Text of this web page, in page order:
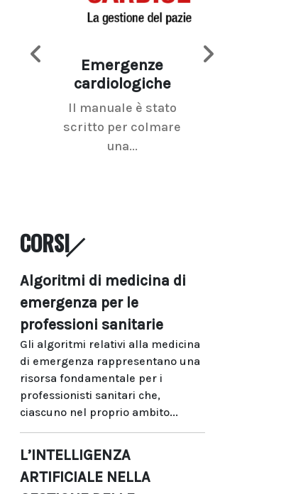
Emergenze
cardiologiche
Il manuale è stato
scritto per colmare
una...
CORSI
Algoritmi di medicina di
emergenza per le
professioni sanitarie
Gli algoritmi relativi alla medicina
di emergenza rappresentano una
risorsa fondamentale per i
professionisti sanitari che,
ciascuno nel proprio ambito...
L’INTELLIGENZA
ARTIFICIALE NELLA